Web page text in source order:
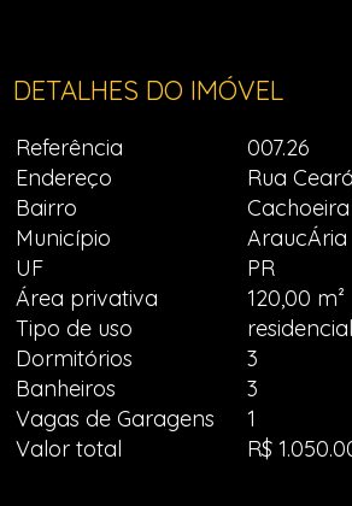
DETALHES DO IMÓVEL
Referência
007.26
Endereço
Rua
Bairro
Cachoeira
Município
AraucÁria
UF
PR
Área privativa
120,00 m²
Tipo de uso
residencial
Dormitórios
3
Banheiros
3
Vagas de Garagens
1
Valor total
R$